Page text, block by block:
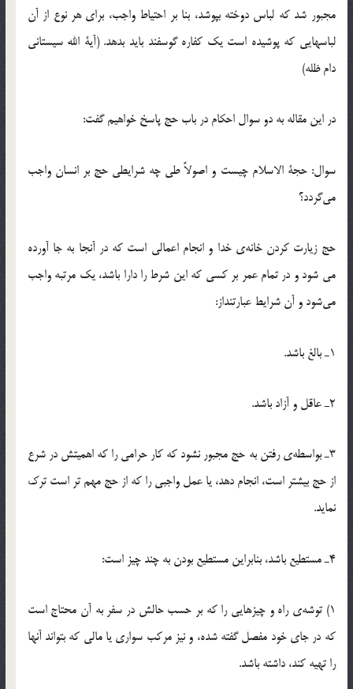
مجبور شد که لباس دوخته بپوشد، بنا بر احتیاط واجب، برای هر نوع از آن
لباسهایی که پوشیده است یک کفاره گوسفند باید بدهد. (آیة الله سیستانی
دام ظله)
در این مقاله به دو سوال احکام در باب حج پاسخ خواهیم گفت:
سوال: حجة الاسلام چیست و اصولاً طی چه شرایطی حج بر انسان واجب
می‌گردد؟
حج زیارت كردن خانه‌ی خدا و انجام اعمالی است كه در آنجا به جا آورده
می شود و در تمام عمر بر كسی كه این شرط را دارا باشد، یك مرتبه واجب
می‌شود و آن شرایط عبارتنداز:
1ـ بالغ باشد.
2ـ عاقل و آزاد باشد.
3ـ بواسطه‌ی رفتن به حج مجبور نشود كه كار حرامی را كه اهمیتش در شرع
از حج بیشتر است، انجام دهد، یا عمل واجبی را كه از حج مهم تر است ترك
نماید.
4ـ مستطیع باشد، بنابراین مستطیع بودن به چند چیز است:
1) توشه‌ی راه و چیزهایی را كه بر حسب حالش در سفر به آن محتاج است
كه در جای خود مفصل گفته شده، و نیز مركب سواری یا مالی كه بتواند آنها
را تهیه كند، داشته باشد.